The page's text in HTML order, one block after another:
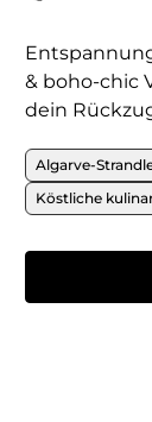
& boho-chic
dein
Algarve-
Köstliche